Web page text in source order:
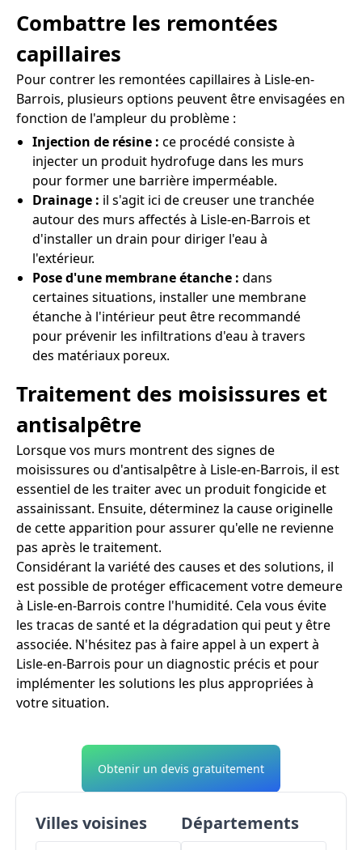
Combattre les remontées
capillaires
Pour contrer les remontées capillaires à Lisle-en-
Barrois, plusieurs options peuvent être envisagées en
fonction de l'ampleur du problème :
Injection de résine : ce procédé consiste à
injecter un produit hydrofuge dans les murs
pour former une barrière imperméable.
Drainage : il s'agit ici de creuser une tranchée
autour des murs affectés à Lisle-en-Barrois et
d'installer un drain pour diriger l'eau à
l'extérieur.
Pose d'une membrane étanche : dans
certaines situations, installer une membrane
étanche à l'intérieur peut être recommandé
pour prévenir les infiltrations d'eau à travers
des matériaux poreux.
Traitement des moisissures et
antisalpêtre
Lorsque vos murs montrent des signes de
moisissures ou d'antisalpêtre à Lisle-en-Barrois, il est
essentiel de les traiter avec un produit fongicide et
assainissant. Ensuite, déterminez la cause originelle
de cette apparition pour assurer qu'elle ne revienne
pas après le traitement.
Considérant la variété des causes et des solutions, il
est possible de protéger efficacement votre demeure
à Lisle-en-Barrois contre l'humidité. Cela vous évite
les tracas de santé et la dégradation qui peut y être
associée. N'hésitez pas à faire appel à un expert à
Lisle-en-Barrois pour un diagnostic précis et pour
implémenter les solutions les plus appropriées à
votre situation.
Obtenir un devis gratuitement
Villes voisines Départements